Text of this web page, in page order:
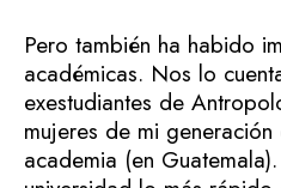
Pero también ha habido
académicas. Nos lo
exestudiantes de
mujeres de mi
academia (en